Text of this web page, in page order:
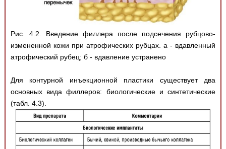
Рис. 4.2. Введение филлера после подсечения рубцово-
измененной кожи при атрофических рубцах. а - вдавленный
атрофический рубец; б - вдавление устранено
Для контурной инъекционной пластики существует два
основных вида филлеров: биологические и синтетические
(табл. 4.3).